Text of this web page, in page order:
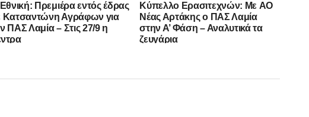
Εθνική: Πρεμιέρα εντός έδρας
Κατσαντώνη Αγράφων για
ΠΑΣ Λαμία – Στις 27/9 η
Kύπελλο Ερασιτεχνών: Με AO
Nέας Αρτάκης ο ΠΑΣ Λαμία
στην Α’ Φάση – Αναλυτικά τα
ζευγάρια